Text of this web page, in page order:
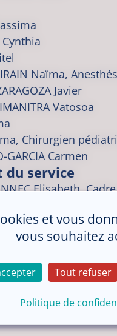
Cynthia
Naïma,
Javier
Vatosoa
, Chirurgien
GARCIA Carmen
du service
Elisabeth,
du pôle
Frédérique, Cadre
et vous
vous souhaitez
Tout refuser
Politique de